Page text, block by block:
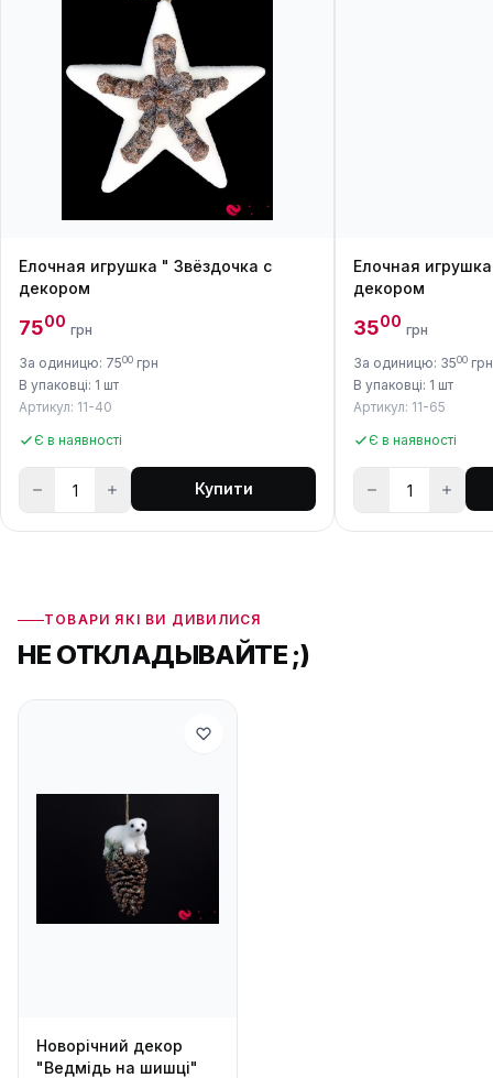
Елочная игрушка " Звёздочка с
декором
7500 грн
За одиницю: 7500 грн
В упаковці: 1 шт
Артикул: 11-40
Є в наявності
Купити
Елочная
декором
3500 грн
За одиницю: 3500 грн
В упаковці: 1 шт
Артикул: 11-65
Є в наявності
ТОВАРИ ЯКІ ВИ ДИВИЛИСЯ
НЕ ОТКЛАДЫВАЙТЕ ;)
Новорічний декор
"Ведмідь на шишці"